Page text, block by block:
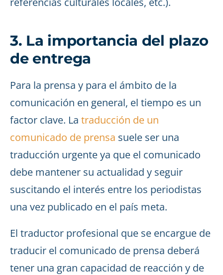
3. La importancia del plazo
de entrega
Para la prensa y para el ámbito de la
comunicación en general, el tiempo es un
factor clave. La traducción de un
comunicado de prensa suele ser una
traducción urgente ya que el comunicado
debe mantener su actualidad y seguir
suscitando el interés entre los periodistas
una vez publicado en el país meta.
El traductor profesional que se encargue de
traducir el comunicado de prensa deberá
tener una gran capacidad de reacción y de